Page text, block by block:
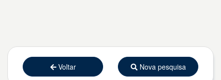
Voltar Nova pesquisa